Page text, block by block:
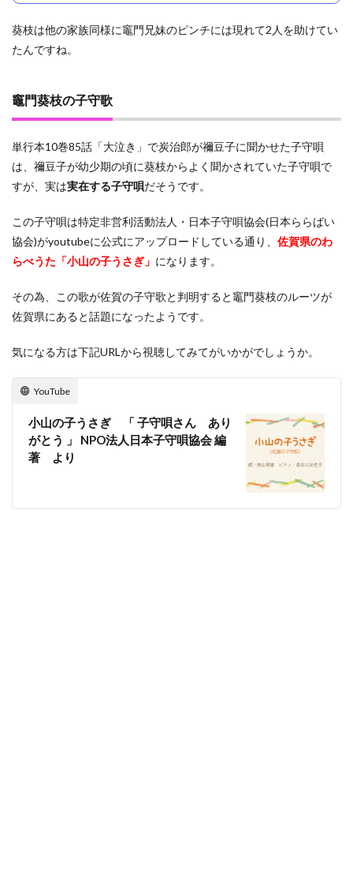
葵枝は他の家族同様に竈門兄妹のピンチには現れて2人を助けてい
たんですね。
竈門葵枝の子守歌
単行本10巻85話「大泣き」で炭治郎が禰豆子に聞かせた子守唄
は、禰豆子が幼少期の頃に葵枝からよく聞かされていた子守唄で
すが、実は実在する子守唄だそうです。
この子守唄は特定非営利活動法人・日本子守唄協会(日本ららばい
協会)がyoutubeに公式にアップロードしている通り、 佐賀県のわ
らべうた「小山の子うさぎ」 になります。
その為、この歌が佐賀の子守歌と判明すると竈門葵枝のルーツが
佐賀県にあると話題になったようです。
気になる方は下記URLから視聴してみてがいかがでしょうか。
YouTube
小山の子うさぎ 「 子守唄さん あり
がとう 」 NPO法人日本子守唄協会 編
著 より